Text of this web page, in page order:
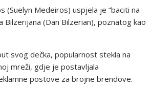
(Suelyn Medeiros) uspjela je “baciti na
Bilzerijana (Dan Bilzerian), poznatog kao
svog dečka, popularnost stekla na
mreži, gdje je postavljala
postove za brojne brendove.